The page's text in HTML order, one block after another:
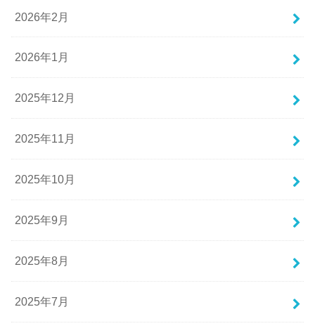
2026年2月
2026年1月
2025年12月
2025年11月
2025年10月
2025年9月
2025年8月
2025年7月